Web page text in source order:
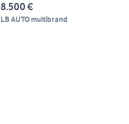
8.500 €
LB AUTO multibrand